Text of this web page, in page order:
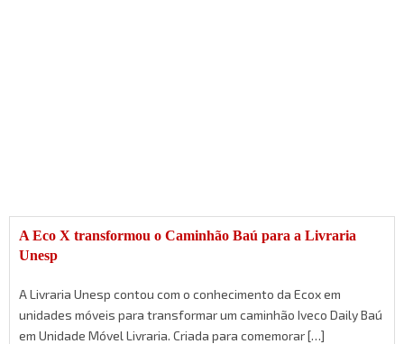
A Eco X transformou o Caminhão Baú para a Livraria
Unesp
A Livraria Unesp contou com o conhecimento da Ecox em
unidades móveis para transformar um caminhão Iveco Daily Baú
em Unidade Móvel Livraria. Criada para comemorar […]